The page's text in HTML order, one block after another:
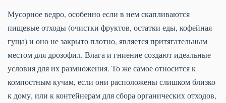
Мусорное ведро, особенно если в нем скапливаются
пищевые отходы (очистки фруктов, остатки еды, кофейная
гуща) и оно не закрыто плотно, является притягательным
местом для дрозофил. Влага и гниение создают идеальные
условия для их размножения. То же самое относится к
компостным кучам, если они расположены слишком близко
к дому, или к контейнерам для сбора органических отходов,